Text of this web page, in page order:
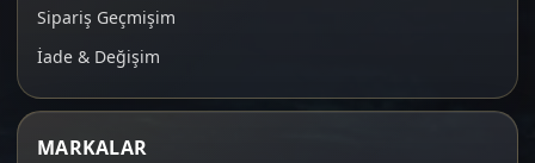
Sipariş Geçmişim
İade & Değişim
MARKALAR